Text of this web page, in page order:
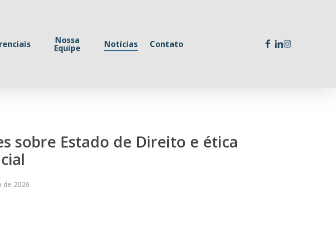
Nossa
Equipe Notícias Contato facebook
linkedin
instagram
sobre Estado de Direito e ética
de 2026